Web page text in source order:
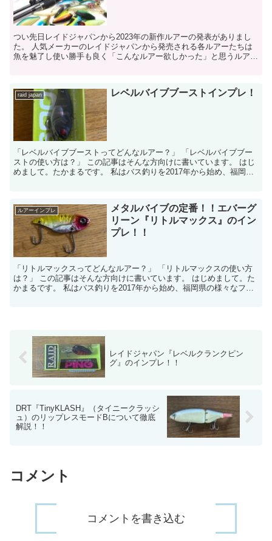
つい先日レイドジャパンから2023年の新作ルアーの発表がありまし
た。 人気メーカーのレイドジャパンから発売される各ルアーたちは
魚を魅了し使い勝手も良く「こんなルアー欲しかった」と思うルアー
raid japan レベルバイブブーストインプレ！
「レベルバイブブーストってどんなルアー？」 「レベルバイブブー
ストの使い方は？」 この記事はそんな方向けに書いています。 はじ
めまして。たかまるです。 私はバス釣りを2017年から始め、福岡県
ルアーインプレ
メタルバイブの定番！！エバーグ
リーン『リトルマックス』のイン
プレ！！
「リトルマックスってどんなルアー？」 「リトルマックスの使い方
は？」 この記事はそんな方向けに書いています。 はじめまして。た
かまるです。 私はバス釣りを2017年から始め、福岡県の様々なフィ
レイドジャパン『レベルクランクピン
グ』のインプレ！！
DRT『TinyKLASH』（タイニークラッシ
ュ）のリップレスモードBについて徹底
解説！！
コメント
コメントを書き込む